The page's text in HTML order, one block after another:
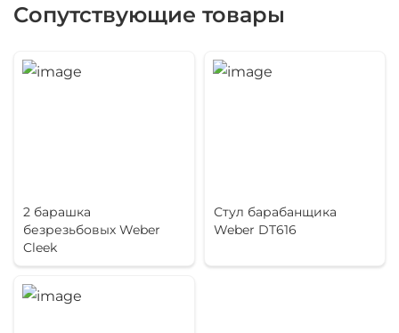
Сопутствующие товары
2 барашка
безрезьбовых Weber
Cleek
Стул барабанщика
Weber DT616